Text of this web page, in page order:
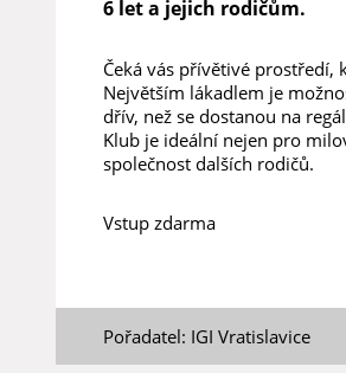
6 let a jejich rodičům.
Čeká vás přívětivé prostředí,
Největším lákadlem je
dřív, než se dostanou na
Klub je ideální nejen pro
společnost dalších rodičů.
Vstup zdarma
Pořadatel: IGI Vratislavice